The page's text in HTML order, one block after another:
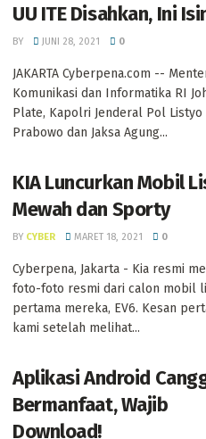
UU ITE Disahkan, Ini
BY JUNI 28, 2021 0
JAKARTA Cyberpena.com --
Komunikasi dan Informatika RI
Plate, Kapolri Jenderal Pol Listyo
Prabowo dan Jaksa Agung...
KIA Luncurkan Mobil
Mewah dan Sporty
BY CYBER MARET 18, 2021 0
Cyberpena, Jakarta - Kia resmi
foto-foto resmi dari calon mobil
pertama mereka, EV6. Kesan
kami setelah melihat...
Aplikasi Android
Bermanfaat, Wajib
Download!